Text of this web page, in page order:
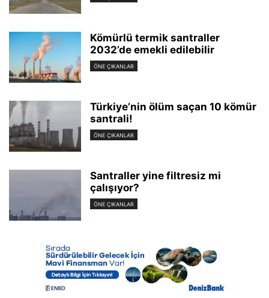
Kömürlü termik santraller
2032’de emekli edilebilir
ÖNE ÇIKANLAR
Türkiye’nin ölüm saçan 10 kömür
santrali!
ÖNE ÇIKANLAR
Santraller yine filtresiz mi
çalışıyor?
ÖNE ÇIKANLAR